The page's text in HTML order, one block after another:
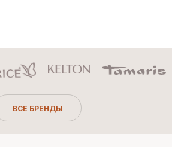
ВСЕ БРЕНДЫ